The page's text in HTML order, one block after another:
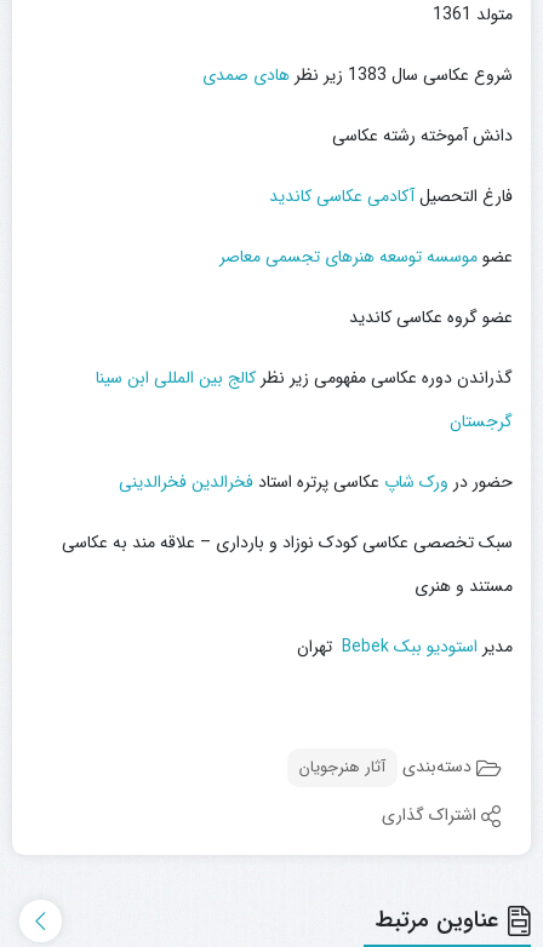
متولد 1361
شروع عکاسی سال 1383 زیر نظر هادی صمدی
دانش آموخته رشته عکاسی
فارغ التحصیلآکادمی عکاسی کاندید
عضوموسسه توسعه هنرهای تجسمی معاصر
عضو گروه عکاسی کاندید
گذراندن دوره عکاسی مفهومی زیر نظر کالج بین المللی ابن سینا
گرجستان
حضور در ورک شاپ عکاسی پرتره استادفخرالدین فخرالدینی
سبک تخصصی عکاسی کودک نوزاد و بارداری – علاقه مند به عکاسی
مستند و هنری
مدیر استودیو ببک Bebek تهران
دسته‌بندی آثار هنرجویان
اشتراک گذاری
عناوین مرتبط